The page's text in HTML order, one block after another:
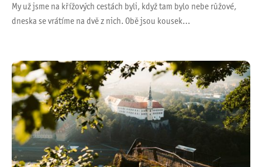
My už jsme na křížových cestách byli, když tam bylo nebe růžové,
dneska se vrátíme na dvě z nich. Obě jsou kousek…